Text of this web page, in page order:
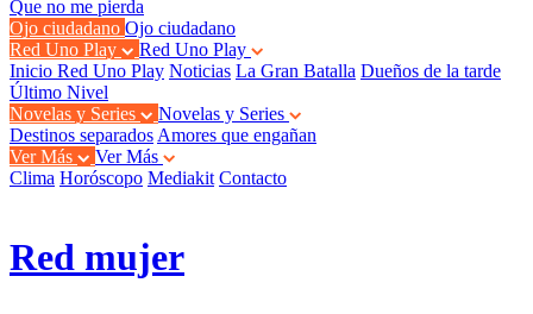
Que no me pierda
Ojo ciudadano Ojo ciudadano
Red Uno Play
Red Uno Play
Inicio Red Uno Play Noticias La Gran Batalla Dueños de la tarde
Último Nivel
Novelas y Series
Novelas y Series
Destinos separados Amores que engañan
Ver Más
Ver Más
Clima Horóscopo Mediakit Contacto
Red mujer